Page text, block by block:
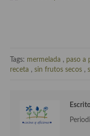
Cocina Tailandesa
Cocina camboyana
Tags: mermelada , paso a
receta , sin frutos secos ,